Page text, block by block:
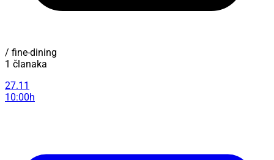
/ fine-dining
1 članaka
27.11
10:00h